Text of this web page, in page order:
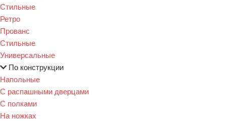
Стильные
Ретро
Прованс
Стильные
Универсальные
По конструкции
Напольные
С распашными дверцами
С полками
На ножках